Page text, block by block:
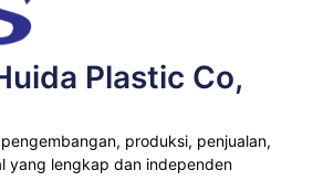
Plastic Co,
produksi, penjualan,
yang lengkap dan independen